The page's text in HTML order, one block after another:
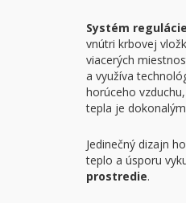
Systém
vnútri krbovej
viacerých
a využíva
horúceho
tepla je
Jedinečný dizajn
teplo a úsporu
prostredie.